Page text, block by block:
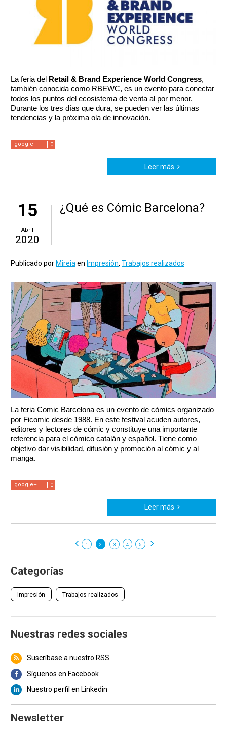
La feria del Retail & Brand Experience World Congress,
también conocida como RBEWC, es un evento para conectar
todos los puntos del ecosistema de venta al por menor.
Durante los tres días que dura, se pueden ver las últimas
tendencias y la próxima ola de innovación.
0
google+
Leer más
15
Abril
2020
¿Qué es Cómic Barcelona?
Publicado por Mireia en Impresión, Trabajos realizados
La feria Comic Barcelona es un evento de cómics organizado
por Ficomic desde 1988. En este festival acuden autores,
editores y lectores de cómic y constituye una importante
referencia para el cómico catalán y español. Tiene como
objetivo dar visibilidad, difusión y promoción al cómic y al
manga.
0
google+
Leer más
1 2 3 4 5
Categorías
Impresión Trabajos realizados
Nuestras redes sociales
Suscríbase a nuestro RSS
Síguenos en Facebook
Nuestro perfil en Linkedin
Newsletter